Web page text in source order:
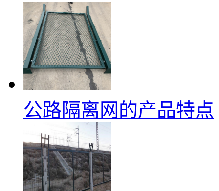
公路隔离网的产品特点